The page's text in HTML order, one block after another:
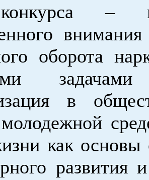
–
оборота
задачами
в
как основы
развития